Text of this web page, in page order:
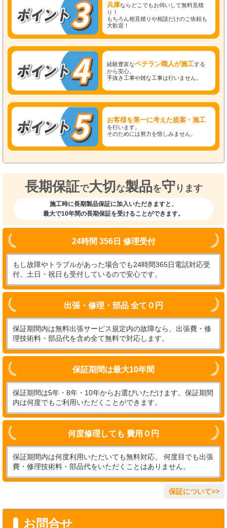
兵庫ならどこでもお伺いして無料見積
り！
もちろん相見積りや相談だけのご依頼も
大歓迎！
経験豊富なベテラン職人が施工する
から安心。
手抜き工事や雑な工事は行いません。
お客様を第一に考えた提案・施工
を行います。
そのためには努力を惜しみません。
長期保証で大切 な製品を守 ります
施工時に長期製品保証に加入いただきますと、
最大で10年間の長期保証を受けることができます。
24時間 356日 修理受付
もし故障やトラブルがあった場合でも24時間365日電話対応受
付。土日・祝日も受付しているので安心です。
出張・修理・部品 全て０円
保証期間内は無料出張サービス規定内の故障なら、出張費・修
理技術料・部品代を含め全て無料で対応します。
保証期間は最大10年間
保証期間は5年・8年・10年からお選びいただけます。保証期間
内は何度でもご利用いただくことができます。
何度修理しても 費用０円
保証期間内は何度利用いただいても無料対応。 何度目でも出張
費・修理技術料・部品代をいただくことはありません。
保証について>>
お問合せ